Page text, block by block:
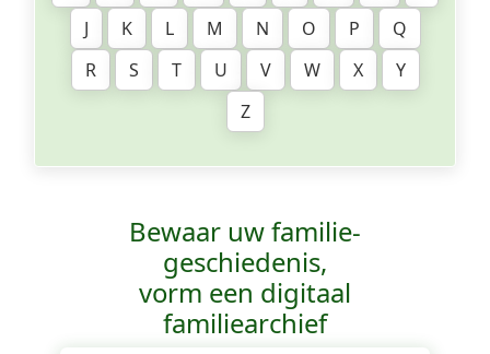
J
K L M N O P
Q
R
S T U V W X
Y
Z
Bewaar uw familie­
geschiedenis,
vorm een digitaal
familiearchief